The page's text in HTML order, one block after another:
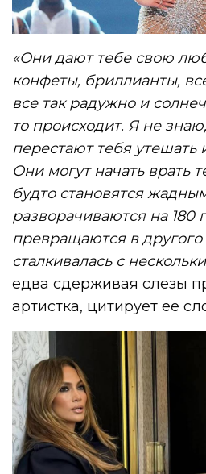
«Они дают тебе свою
конфеты, бриллианты,
все так радужно и
то происходит. Я не
перестают тебя утешать
Они могут начать врать
будто становятся
разворачиваются на 180
превращаются в другого
сталкивалась с
едва сдерживая слезы
артистка, цитирует ее